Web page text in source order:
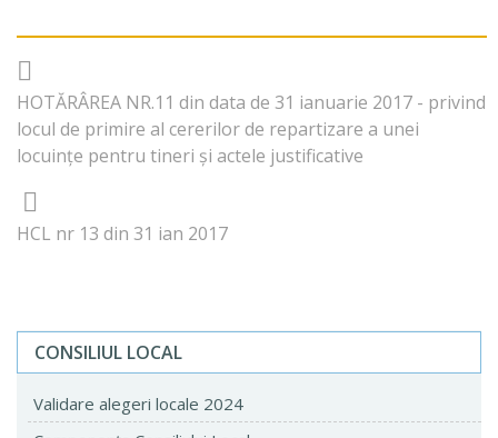
HOTĂRÂREA NR.11 din data de 31 ianuarie 2017 - privind
locul de primire al cererilor de repartizare a unei
locuinţe pentru tineri şi actele justificative
HCL nr 13 din 31 ian 2017
CONSILIUL LOCAL
Validare alegeri locale 2024